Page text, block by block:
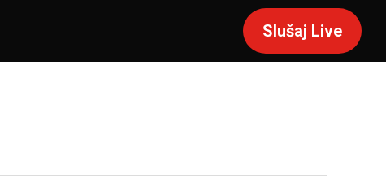
Slušaj Live